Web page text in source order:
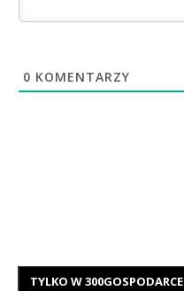
0 KOMENTARZY
TYLKO W 300GOSPODARCE